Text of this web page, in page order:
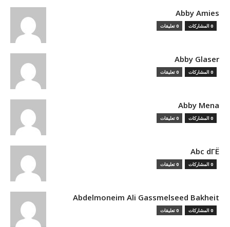
Abby Amies
0 المشاركات 0 تعليقات
Abby Glaser
0 المشاركات 0 تعليقات
Abby Mena
0 المشاركات 0 تعليقات
Abc dГЁ
0 المشاركات 0 تعليقات
Abdelmoneim Ali Gassmelseed Bakheit
0 المشاركات 0 تعليقات